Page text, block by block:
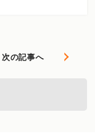
次の記事へ